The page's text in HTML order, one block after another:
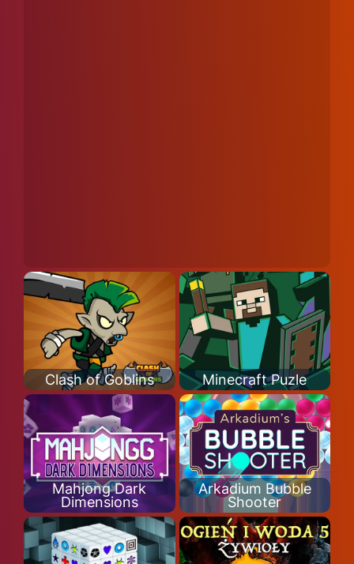
Clash of Goblins Minecraft Puzle
Mahjong Dark
Dimensions
Arkadium Bubble
Shooter